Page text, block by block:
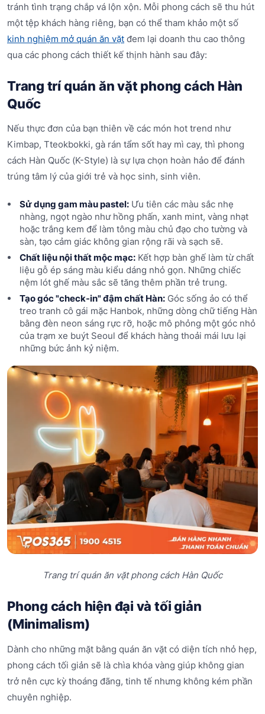
tránh tình trạng chắp vá lộn xộn. Mỗi phong cách sẽ thu hút
một tệp khách hàng riêng, bạn có thể tham khảo một số
kinh nghiệm mở quán ăn vặt đem lại doanh thu cao thông
qua các phong cách thiết kế thịnh hành sau đây:
Trang trí quán ăn vặt phong cách Hàn
Quốc
Nếu thực đơn của bạn thiên về các món hot trend như
Kimbap, Tteokbokki, gà rán tẩm sốt hay mì cay, thì phong
cách Hàn Quốc (K-Style) là sự lựa chọn hoàn hảo để đánh
trúng tâm lý của giới trẻ và học sinh, sinh viên.
Sử dụng gam màu pastel:Ưu tiên các màu sắc nhẹ
nhàng, ngọt ngào như hồng phấn, xanh mint, vàng nhạt
hoặc trắng kem để làm tông màu chủ đạo cho tường và
sàn, tạo cảm giác không gian rộng rãi và sạch sẽ.
Chất liệu nội thất mộc mạc:Kết hợp bàn ghế làm từ chất
liệu gỗ ép sáng màu kiểu dáng nhỏ gọn. Những chiếc
nệm lót ghế màu sắc sẽ tăng thêm phần trẻ trung.
Tạo góc "check-in" đậm chất Hàn:Góc sống ảo có thể
treo tranh cô gái mặc Hanbok, những dòng chữ tiếng Hàn
bằng đèn neon sáng rực rỡ, hoặc mô phỏng một góc nhỏ
của trạm xe buýt Seoul để khách hàng thoải mái lưu lại
những bức ảnh kỷ niệm.
Trang trí quán ăn vặt phong cách Hàn Quốc
Phong cách hiện đại và tối giản
(Minimalism)
Dành cho những mặt bằng quán ăn vặt có diện tích nhỏ hẹp,
phong cách tối giản sẽ là chìa khóa vàng giúp không gian
trở nên cực kỳ thoáng đãng, tinh tế nhưng không kém phần
chuyên nghiệp.